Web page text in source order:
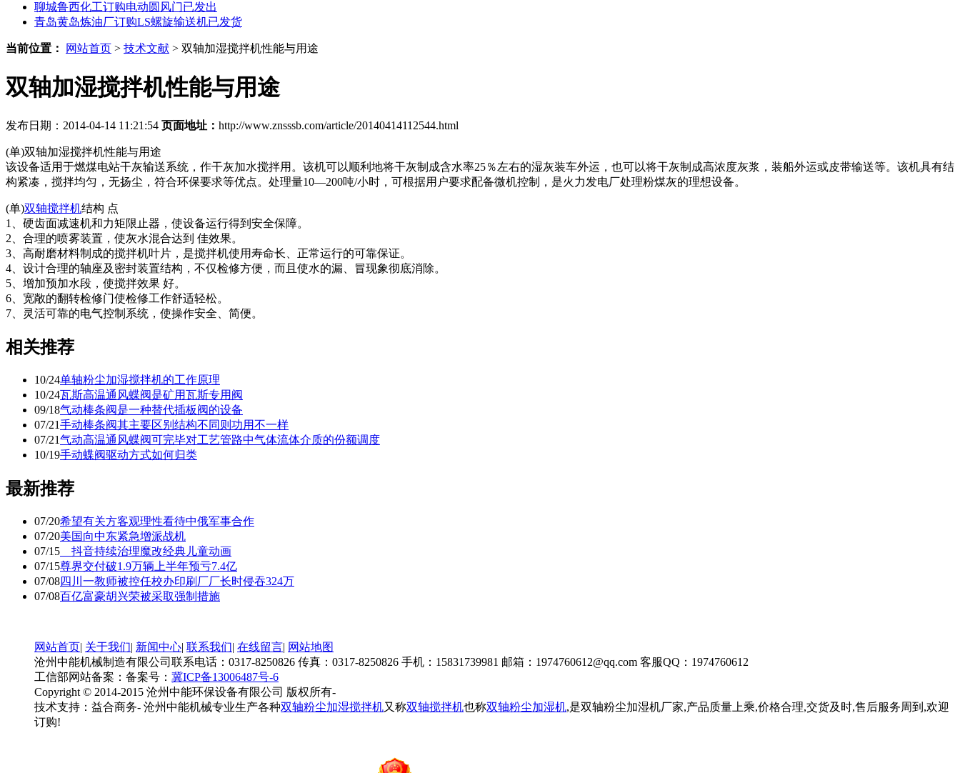
聊城鲁西化工订购电动圆风门已发出
青岛黄岛炼油厂订购LS螺旋输送机已发货
当前位置： 网站首页 > 技术文献 > 双轴加湿搅拌机性能与用途
双轴加湿搅拌机性能与用途
发布日期：2014-04-14 11:21:54 页面地址： http://www.znsssb.com/article/20140414112544.html
(单)双轴加湿搅拌机性能与用途
该设备适用于燃煤电站干灰输送系统，作干灰加水搅拌用。该机可以顺利地将干灰制成含水率25％左右的湿灰装车外运，也可以将干灰制成高浓度灰浆，装船外运或皮带输送等。该机具有结
构紧凑，搅拌均匀，无扬尘，符合环保要求等优点。处理量10—200吨/小时，可根据用户要求配备微机控制，是火力发电厂处理粉煤灰的理想设备。
(单)双轴搅拌机结构 点
1、硬齿面减速机和力矩限止器，使设备运行得到安全保障。
2、合理的喷雾装置，使灰水混合达到 佳效果。
3、高耐磨材料制成的搅拌机叶片，是搅拌机使用寿命长、正常运行的可靠保证。
4、设计合理的轴座及密封装置结构，不仅检修方便，而且使水的漏、冒现象彻底消除。
5、增加预加水段，使搅拌效果 好。
6、宽敞的翻转检修门使检修工作舒适轻松。
7、灵活可靠的电气控制系统，使操作安全、简便。
相关推荐
10/24单轴粉尘加湿搅拌机的工作原理
10/24瓦斯高温通风蝶阀是矿用瓦斯专用阀
09/18气动棒条阀是一种替代插板阀的设备
07/21手动棒条阀其主要区别结构不同则功用不一样
07/21气动高温通风蝶阀可完毕对工艺管路中气体流体介质的份额调度
10/19手动蝶阀驱动方式如何归类
最新推荐
07/20希望有关方客观理性看待中俄军事合作
07/20美国向中东紧急增派战机
07/15 抖音持续治理魔改经典儿童动画
07/15尊界交付破1.9万辆上半年预亏7.4亿
07/08四川一教师被控任校办印刷厂厂长时侵吞324万
07/08百亿富豪胡兴荣被采取强制措施
网站首页| 关于我们| 新闻中心| 联系我们| 在线留言| 网站地图
沧州中能机械制造有限公司联系电话：0317-8250826 传真：0317-8250826 手机：15831739981 邮箱：1974760612@qq.com 客服QQ：1974760612
工信部网站备案：备案号： 冀ICP备13006487号-6
Copyright © 2014-2015 沧州中能环保设备有限公司 版权所有-
技术支持：益合商务- 沧州中能机械专业生产各种双轴粉尘加湿搅拌机又称双轴搅拌机也称双轴粉尘加湿机,是双轴粉尘加湿机厂家,产品质量上乘,价格合理,交货及时,售后服务周到,欢迎
订购!